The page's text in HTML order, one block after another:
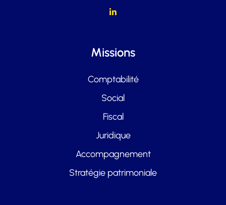
Missions
Comptabilité
Social
Fiscal
Juridique
Accompagnement
Stratégie patrimoniale